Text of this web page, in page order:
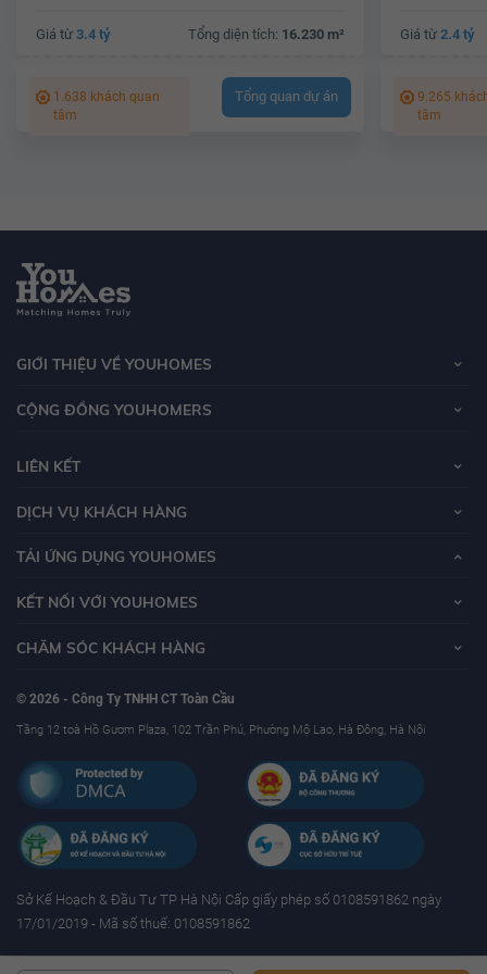
Giá từ 3.4 tỷ Tổng diện tích: 16.230 m²
1.638 khách quan
tâm
Tổng quan dự án
Giá từ 2.4 tỷ
9.265
tâm
GIỚI THIỆU VỀ YOUHOMES
CỘNG ĐỒNG YOUHOMERS
LIÊN KẾT
DỊCH VỤ KHÁCH HÀNG
TẢI ỨNG DỤNG YOUHOMES
KẾT NỐI VỚI YOUHOMES
CHĂM SÓC KHÁCH HÀNG
© 2026 - Công Ty TNHH CT Toàn Cầu
Tầng 12 toà Hồ Gươm Plaza, 102 Trần Phú, Phường Mộ Lao, Hà Đông, Hà Nội
Sở Kế Hoạch & Ðầu Tư TP Hà Nội Cấp giấy phép số 0108591862 ngày
17/01/2019 - Mã số thuế: 0108591862